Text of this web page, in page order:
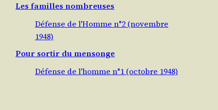
Les familles nombreuses
Défense de l'Homme n°2 (novembre
1948)
Pour sortir du mensonge
Défense de l'homme n°1 (octobre 1948)